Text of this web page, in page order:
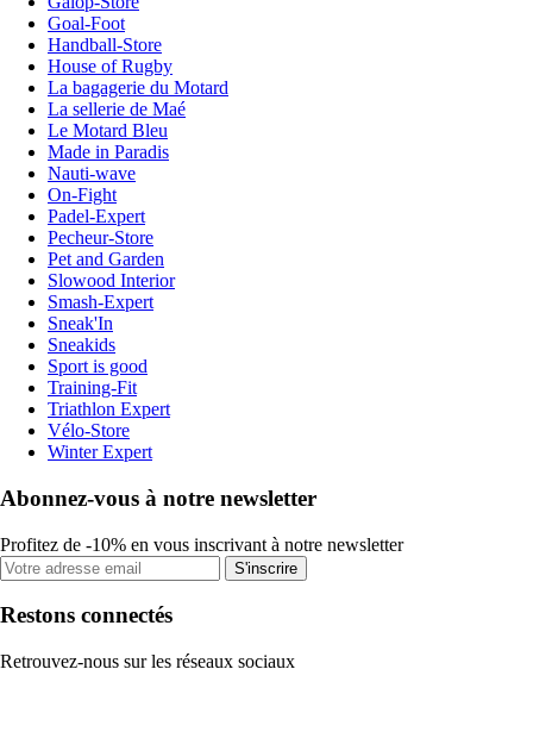
Goal-Foot
Handball-Store
House of Rugby
La bagagerie du Motard
La sellerie de Maé
Le Motard Bleu
Made in Paradis
Nauti-wave
On-Fight
Padel-Expert
Pecheur-Store
Pet and Garden
Slowood Interior
Smash-Expert
Sneak'In
Sneakids
Sport is good
Training-Fit
Triathlon Expert
Vélo-Store
Winter Expert
Abonnez-vous à notre newsletter
Profitez de -10% en vous inscrivant à notre newsletter
S'inscrire
Restons connectés
Retrouvez-nous sur les réseaux sociaux